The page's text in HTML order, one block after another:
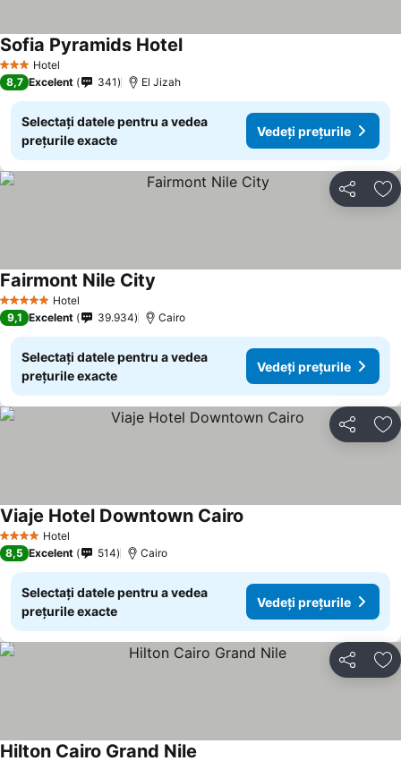
3 SteleHotel
Sofia Pyramids Hotel
8,7 Excelent 341 El Jizah
Selectați datele pentru a vedea
prețurile exacte
Vedeți prețurile
Distribuiți
5 Stele Hotel
Fairmont Nile City
9,1 Excelent 39.934 Cairo
Selectați datele pentru a vedea
prețurile exacte
Vedeți prețurile
Distribuiți
4 Stele Hotel
Viaje Hotel Downtown Cairo
8,5 Excelent 514 Cairo
Selectați datele pentru a vedea
prețurile exacte
Vedeți prețurile
Distribuiți
Hilton Cairo Grand Nile